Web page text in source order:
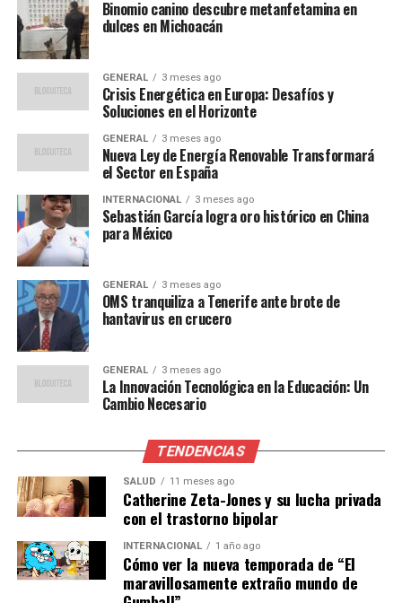
Justicia de Madrid (TSJM) debido a una nota de prensa
de la Fiscalía que desmentía un artículo de ‘El Mundo’.
Este artículo sugería un pacto ofrecido a González
Amador, lo cual fue negado por la Fiscalía.
Implicaciones para el fiscal
general
A pesar de la exoneración de Rodríguez, la Sala de
Apelación respaldó la decisión de Hurtado de procesar
al fiscal general por un presunto delito de revelación de
secretos. Las acusaciones solicitan hasta seis años de
cárcel para García Ortiz.
Este caso ha suscitado un debate sobre la transparencia
y la independencia del sistema judicial en España.
Expertos legales han señalado que el proceso podría
tener implicaciones significativas para el futuro del
Opiniones de expertos y análisis
futuro
Varios analistas han expresado su preocupación por el
impacto de este caso en la percepción pública de la
Binomio canino descubre metanfetamina en
dulces en Michoacán
GENERAL 3 meses ago
Crisis Energética en Europa: Desafíos y
Soluciones en el Horizonte
GENERAL 3 meses ago
Nueva Ley de Energía Renovable Transformará
el Sector en España
INTERNACIONAL 3 meses ago
Sebastián García logra oro histórico en China
para México
GENERAL 3 meses ago
OMS tranquiliza a Tenerife ante brote de
hantavirus en crucero
GENERAL 3 meses ago
La Innovación Tecnológica en la Educación: Un
Cambio Necesario
TENDENCIAS
SALUD 11 meses ago
Catherine Zeta-Jones y su lucha privada
con el trastorno bipolar
INTERNACIONAL 1 año ago
Cómo ver la nueva temporada de “El
maravillosamente extraño mundo de